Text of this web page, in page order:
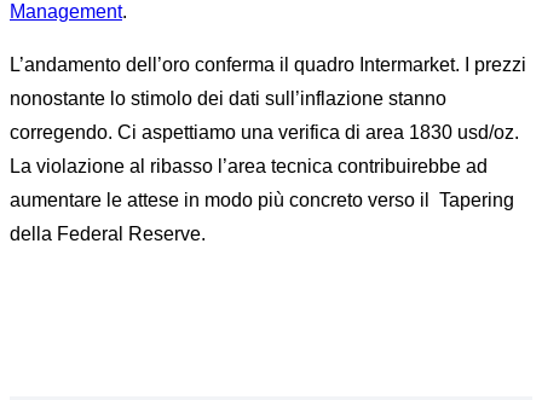
Management.
L’andamento dell’oro conferma il quadro Intermarket. I prezzi
nonostante lo stimolo dei dati sull’inflazione stanno
corregendo. Ci aspettiamo una verifica di area 1830 usd/oz.
La violazione al ribasso l’area tecnica contribuirebbe ad
aumentare le attese in modo più concreto verso il Tapering
della Federal Reserve.